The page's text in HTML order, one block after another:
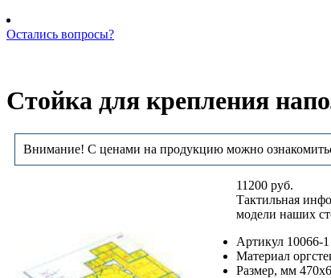
Остались вопросы?
Стойка для крепления
Внимание! С ценами на продукцию можно
11200 руб.
Тактильная
модели наших
Артикул 10066-1
Материал
Размер, мм